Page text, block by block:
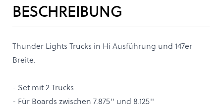
BESCHREIBUNG
Thunder Lights Trucks in Hi Ausführung und 147er
Breite.
- Set mit 2 Trucks
- Für Boards zwischen 7.875'' und 8.125''